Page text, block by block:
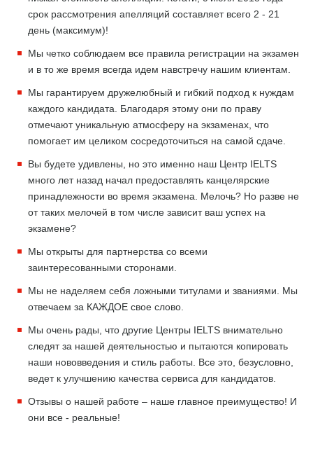
срок рассмотрения апелляций составляет всего 2 - 21
день (максимум)!
Мы четко соблюдаем все правила регистрации на экзамен
и в то же время всегда идем навстречу нашим клиентам.
Мы гарантируем дружелюбный и гибкий подход к нуждам
каждого кандидата. Благодаря этому они по праву
отмечают уникальную атмосферу на экзаменах, что
помогает им целиком сосредоточиться на самой сдаче.
Вы будете удивлены, но это именно наш Центр IELTS
много лет назад начал предоставлять канцелярские
принадлежности во время экзамена. Мелочь? Но разве не
от таких мелочей в том числе зависит ваш успех на
экзамене?
Мы открыты для партнерства со всеми
заинтересованными сторонами.
Мы не наделяем себя ложными титулами и званиями. Мы
отвечаем за КАЖДОЕ свое слово.
Мы очень рады, что другие Центры IELTS внимательно
следят за нашей деятельностью и пытаются копировать
наши нововведения и стиль работы. Все это, безусловно,
ведет к улучшению качества сервиса для кандидатов.
Отзывы о нашей работе – наше главное преимущество! И
они все - реальные!